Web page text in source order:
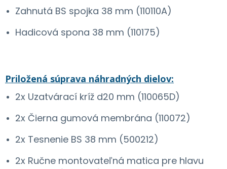
Zahnutá BS spojka 38 mm (110110A)
Hadicová spona 38 mm (110175)
Priložená súprava náhradných dielov:
2x Uzatvárací kríž d20 mm (110065D)
2x Čierna gumová membrána (110072)
2x Tesnenie BS 38 mm (500212)
2x Ručne montovateľná matica pre hlavu